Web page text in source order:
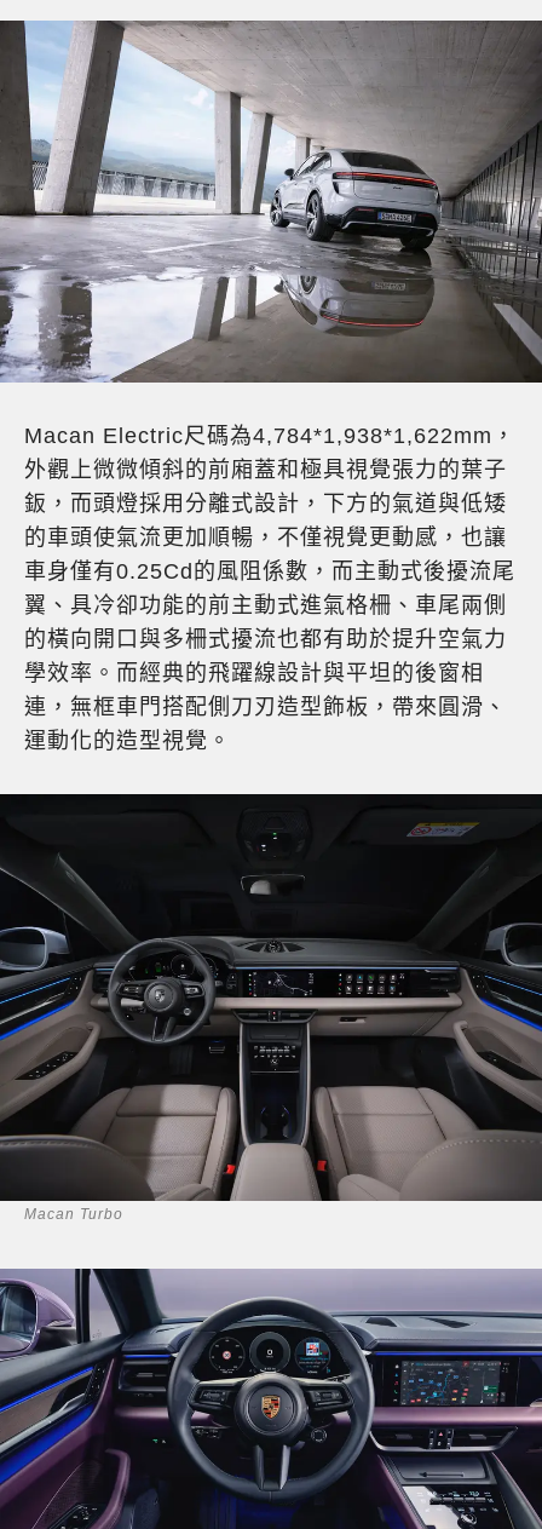
Macan Electric尺碼為4,784*1,938*1,622mm，
外觀上微微傾斜的前廂蓋和極具視覺張力的葉子
鈑，而頭燈採用分離式設計，下方的氣道與低矮
的車頭使氣流更加順暢，不僅視覺更動感，也讓
車身僅有0.25Cd的風阻係數，而主動式後擾流尾
翼、具冷卻功能的前主動式進氣格柵、車尾兩側
的橫向開口與多柵式擾流也都有助於提升空氣力
學效率。而經典的飛躍線設計與平坦的後窗相
連，無框車門搭配側刀刃造型飾板，帶來圓滑、
運動化的造型視覺。
Macan Turbo